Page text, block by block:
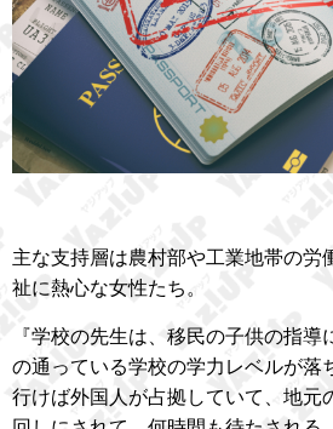
主な支持層は農村部や工業地帯の労
祉に熱心な女性たち。
『学校の先生は、移民の子供の指導
の通っている学校の学力レベルが落
行けば外国人が占拠していて、地元